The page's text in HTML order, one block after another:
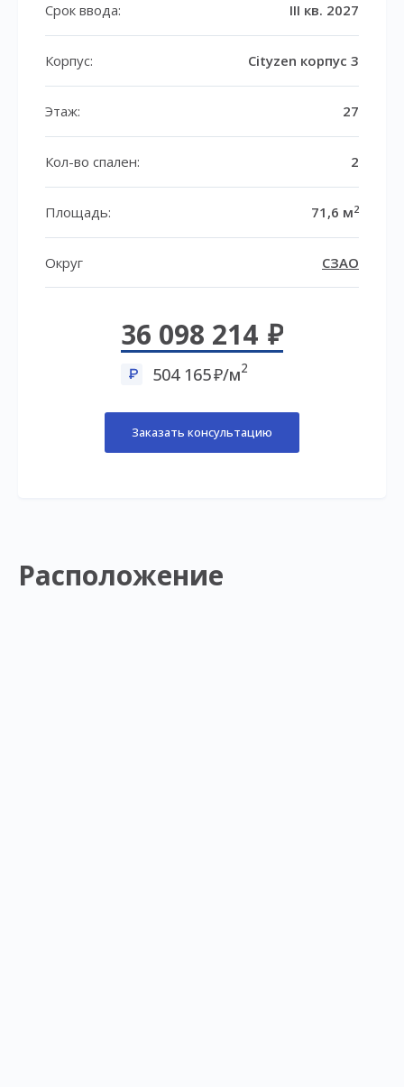
Срок ввода: III кв. 2027
Корпус: Cityzen корпус 3
Этаж: 27
Кол-во спален: 2
Площадь: 71,6 м2
Округ СЗАО
36 098 214
504 165 /м2
Заказать консультацию
Расположение